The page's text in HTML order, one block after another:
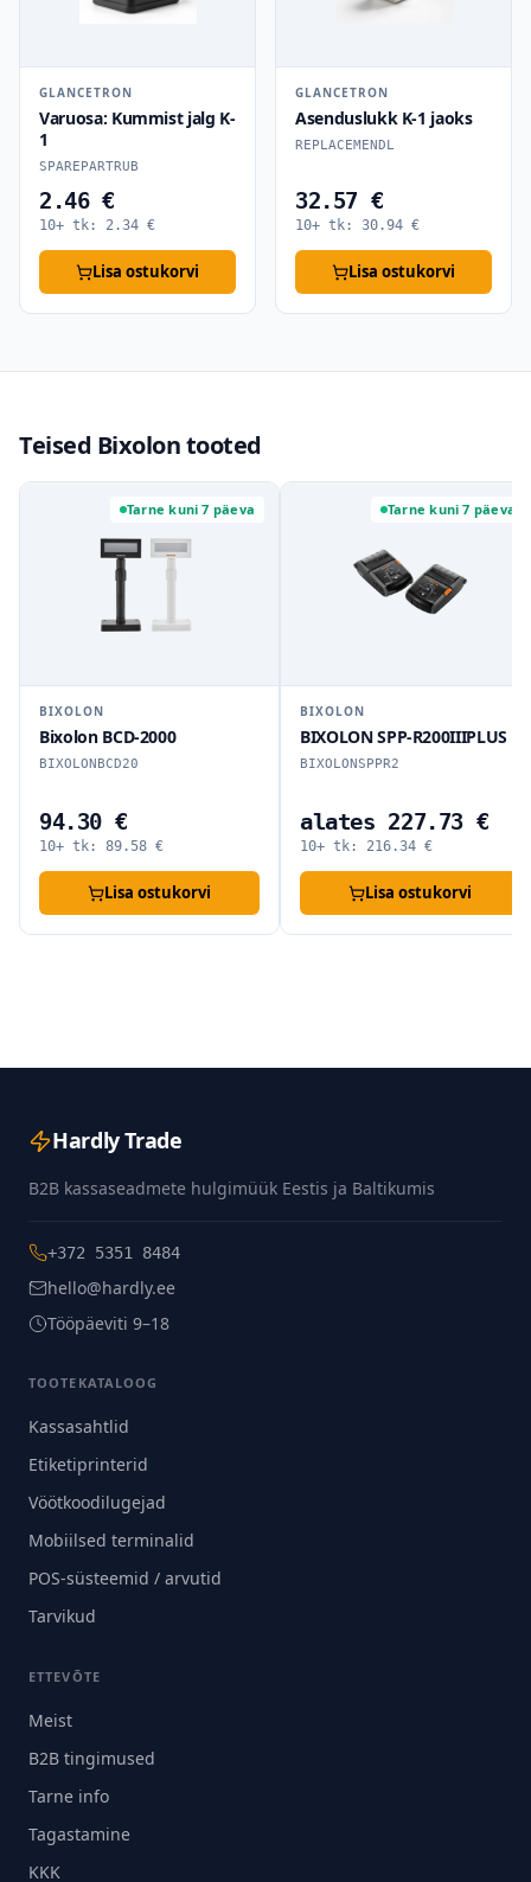
GLANCETRON
Varuosa: Kummist jalg K-
1
SPAREPARTRUB
2.46 €
10+ tk: 2.34 €
Lisa ostukorvi
GLANCETRON
Asenduslukk K-1 jaoks
REPLACEMENDL
32.57 €
10+ tk: 30.94 €
Lisa ostukorvi
Teised Bixolon tooted
Tarne kuni 7 päeva
BIXOLON
Bixolon BCD-2000
BIXOLONBCD20
94.30 €
10+ tk: 89.58 €
Lisa ostukorvi
Tarne kuni 7 päeva
BIXOLON
BIXOLON SPP-R200IIIPLUS
BIXOLONSPPR2
alates 227.73 €
10+ tk: 216.34 €
Lisa ostukorvi
Hardly Trade
B2B kassaseadmete hulgimüük Eestis ja Baltikumis
+372 5351 8484
hello@hardly.ee
Tööpäeviti 9–18
TOOTEKATALOOG
Kassasahtlid
Etiketiprinterid
Vöötkoodilugejad
Mobiilsed terminalid
POS-süsteemid / arvutid
Tarvikud
ETTEVÕTE
Meist
B2B tingimused
Tarne info
Tagastamine
KKK